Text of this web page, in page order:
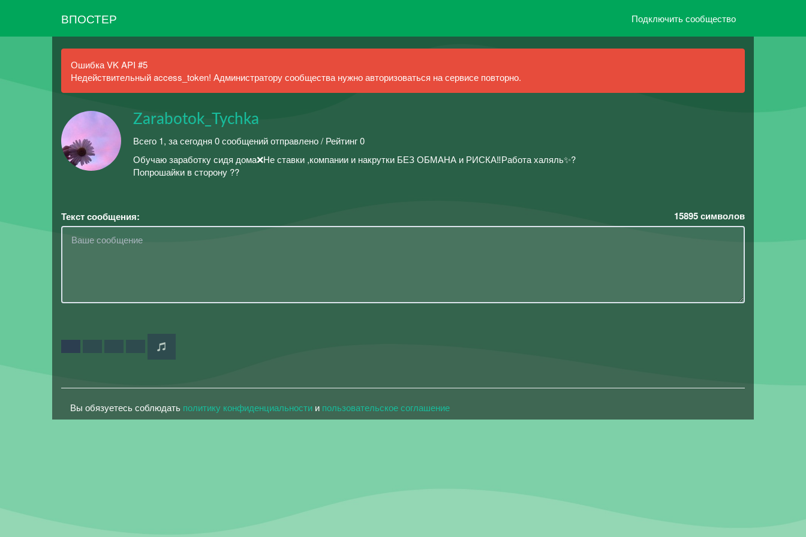
ВПОСТЕР Подключить сообщество
Ошибка VK API #5
Недействительный access_token! Администратору сообщества нужно авторизоваться на сервисе повторно.
Zarabotok_Tychka
Всего 1, за сегодня 0 сообщений отправлено / Рейтинг 0
Обучаю заработку сидя дома❌Не ставки ,компании и накрутки БЕЗ ОБМАНА и РИСКА‼️Работа халяль✨?
Попрошайки в сторону ??
Текст сообщения: 15895символов
Вы обязуетесь соблюдать политику конфиденциальности и пользовательское соглашение